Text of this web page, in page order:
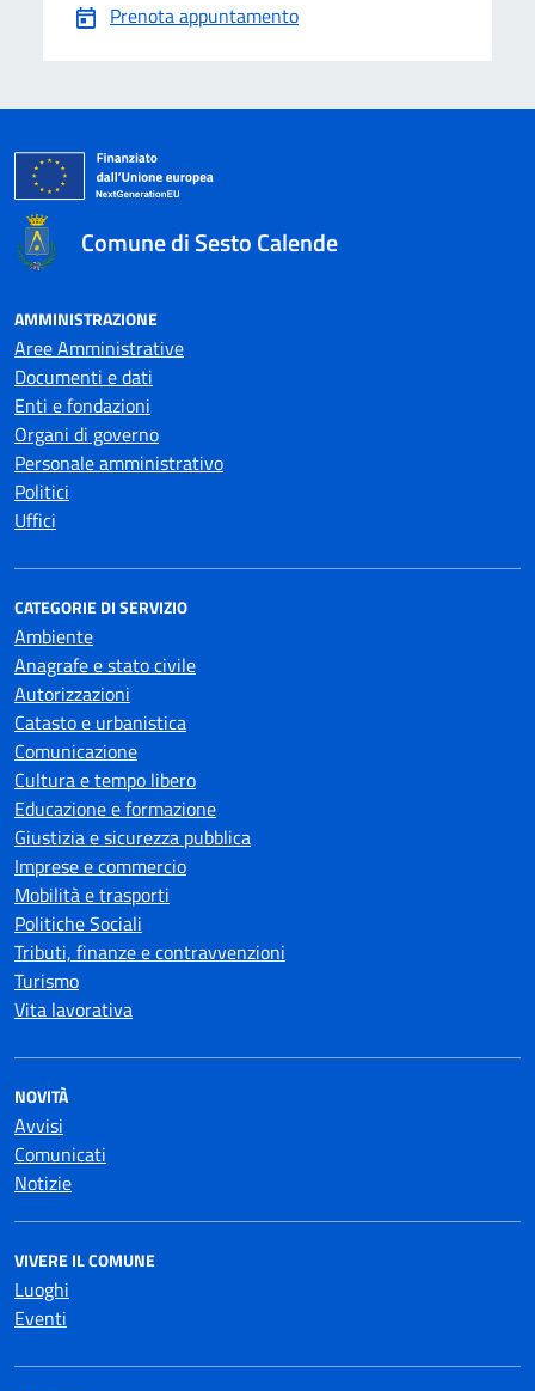
Prenota appuntamento
Comune di Sesto Calende
AMMINISTRAZIONE
Aree Amministrative
Documenti e dati
Enti e fondazioni
Organi di governo
Personale amministrativo
Politici
Uffici
CATEGORIE DI SERVIZIO
Ambiente
Anagrafe e stato civile
Autorizzazioni
Catasto e urbanistica
Comunicazione
Cultura e tempo libero
Educazione e formazione
Giustizia e sicurezza pubblica
Imprese e commercio
Mobilità e trasporti
Politiche Sociali
Tributi, finanze e contravvenzioni
Turismo
Vita lavorativa
NOVITÀ
Avvisi
Comunicati
Notizie
VIVERE IL COMUNE
Luoghi
Eventi